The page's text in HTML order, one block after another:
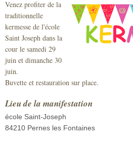
Sécurité civile
Sécurité publique
Venez profiter de la
traditionnelle
kermesse de l'école
Saint Joseph dans la
cour le samedi 29
juin et dimanche 30
juin.
Buvette et restauration sur place.
Lieu de la manifestation
école Saint-Joseph
84210 Pernes les Fontaines